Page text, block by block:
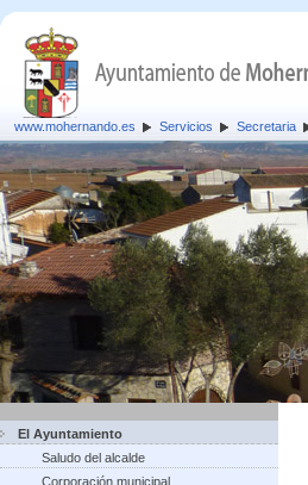
www.mohernando.es Servicios Secretaria
El Ayuntamiento
Saludo del alcalde
Corporación municipal